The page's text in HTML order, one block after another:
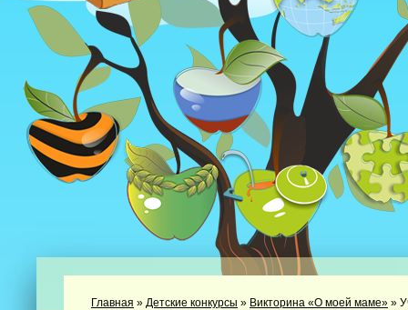
Главная » Детские конкурсы » Викторина «О моей маме» »